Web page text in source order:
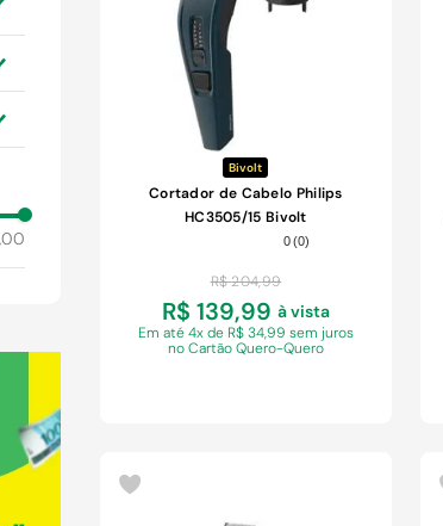
Bivolt
Cortador de Cabelo Philips
HC3505/15 Bivolt
0(0)
R$ 204,99
R$ 139,99 à vista
Em até 4x de R$ 34,99 sem juros
no Cartão Quero-Quero